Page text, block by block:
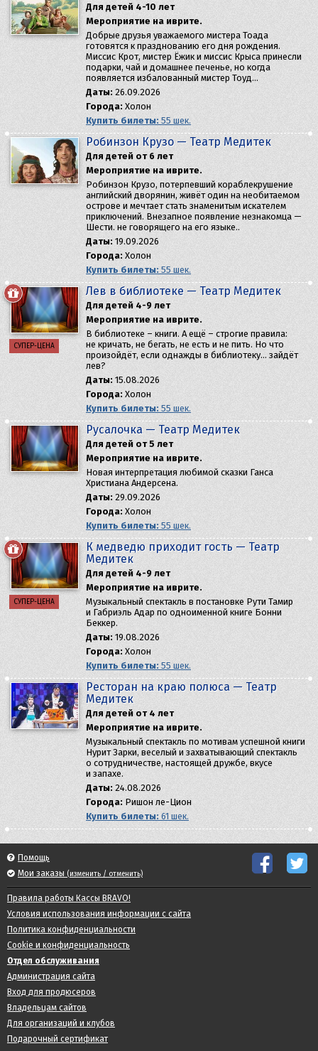
Для детей 4-10 лет
Мероприятие на иврите.
Добрые друзья уважаемого мистера Тоада
готовятся к празднованию его дня рождения.
Миссис Крот, мистер Ёжик и миссис Крыса принесли
подарки, чай и домашнее печенье, но когда
появляется избалованный мистер Тоуд…
Даты: 26.09.2026
Города: Холон
Купить билеты: 55 шек.
Робинзон Крузо — Театр Медитек
Для детей от 6 лет
Мероприятие на иврите.
Робинзон Крузо, потерпевший кораблекрушение
английский дворянин, живёт один на необитаемом
острове и мечтает стать знаменитым искателем
приключений. Внезапное появление незнакомца —
Шести. не говорящего на его языке..
Даты: 19.09.2026
Города: Холон
Купить билеты: 55 шек.
СУПЕР-ЦЕНА
Лев в библиотеке — Театр Медитек
Для детей 4-9 лет
Мероприятие на иврите.
В библиотеке – книги. А ещё – строгие правила:
не кричать, не бегать, не есть и не пить. Но что
произойдёт, если однажды в библиотеку… зайдёт
лев?
Даты: 15.08.2026
Города: Холон
Купить билеты: 55 шек.
Русалочка — Театр Медитек
Для детей от 5 лет
Мероприятие на иврите.
Новая интерпретация любимой сказки Ганса
Христиана Андерсена.
Даты: 29.09.2026
Города: Холон
Купить билеты: 55 шек.
СУПЕР-ЦЕНА
К медведю приходит гость — Театр
Медитек
Для детей 4-9 лет
Мероприятие на иврите.
Музыкальный спектакль в постановке Рути Тамир
и Габриэль Адар по одноименной книге Бонни
Беккер.
Даты: 19.08.2026
Города: Холон
Купить билеты: 55 шек.
Ресторан на краю полюса — Театр
Медитек
Для детей от 4 лет
Мероприятие на иврите.
Музыкальный спектакль по мотивам успешной книги
Нурит Зарки, веселый и захватывающий спектакль
о сотрудничестве, настоящей дружбе, вкусе
и запахе.
Даты: 24.08.2026
Города: Ришон ле-Цион
Купить билеты: 61 шек.
Помощь
Мои заказы (изменить / отменить)
Правила работы Кассы BRAVO!
Условия использования информации с сайта
Политика конфиденциальности
Cookie и конфиденциальность
Отдел обслуживания
Администрация сайта
Вход для продюсеров
Владельцам сайтов
Для организаций и клубов
Подарочный сертификат